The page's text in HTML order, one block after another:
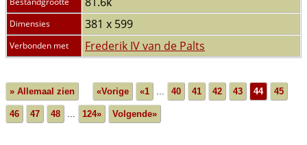
Dimensies 381 x 599
Verbonden met Frederik IV van de Palts
» Allemaal zien «Vorige «1 ... 40 41 42 43 44 45
46 47 48 ... 124» Volgende»